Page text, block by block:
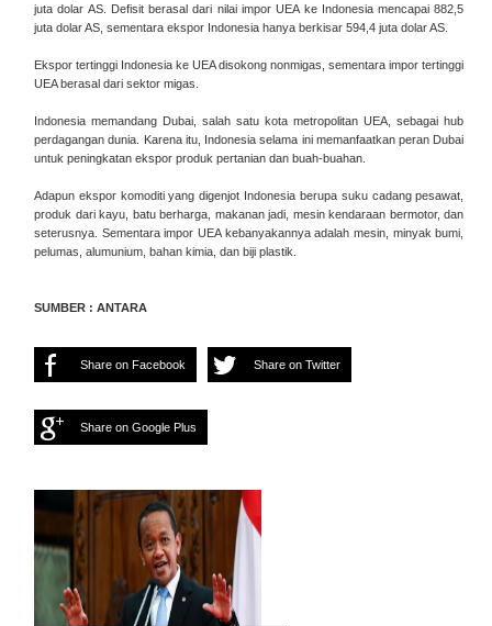
juta dolar AS. Defisit berasal dari nilai impor UEA ke Indonesia mencapai 882,5
juta dolar AS, sementara ekspor Indonesia hanya berkisar 594,4 juta dolar AS.
Ekspor tertinggi Indonesia ke UEA disokong nonmigas, sementara impor tertinggi
UEA berasal dari sektor migas.
Indonesia memandang Dubai, salah satu kota metropolitan UEA, sebagai hub
perdagangan dunia. Karena itu, Indonesia selama ini memanfaatkan peran Dubai
untuk peningkatan ekspor produk pertanian dan buah-buahan.
Adapun ekspor komoditi yang digenjot Indonesia berupa suku cadang pesawat,
produk dari kayu, batu berharga, makanan jadi, mesin kendaraan bermotor, dan
seterusnya. Sementara impor UEA kebanyakannya adalah mesin, minyak bumi,
pelumas, alumunium, bahan kimia, dan biji plastik.
SUMBER : ANTARA
Share on Facebook Share on Twitter
Share on Google Plus